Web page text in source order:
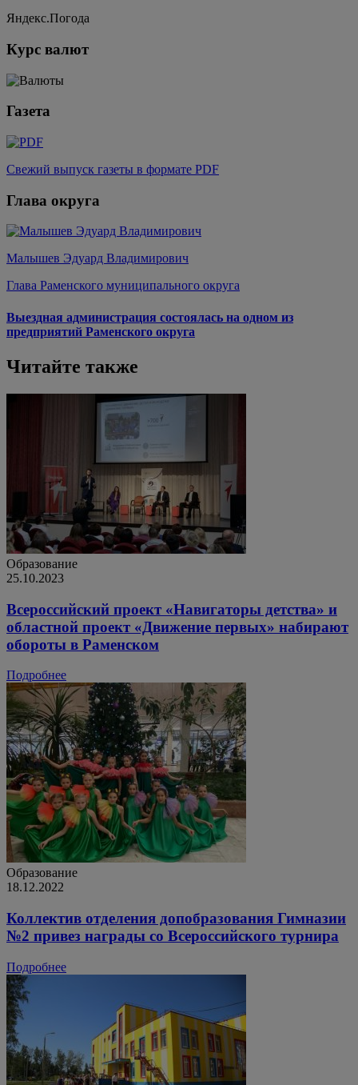
Яндекс.Погода
Курс валют
Газета
Свежий выпуск газеты в формате PDF
Глава округа
Малышев Эдуард Владимирович
Глава Раменского муниципального округа
Выездная администрация состоялась на одном из
предприятий Раменского округа
Читайте также
Образование
25.10.2023
Всероссийский проект «Навигаторы детства» и
областной проект «Движение первых» набирают
обороты в Раменском
Подробнее
Образование
18.12.2022
Коллектив отделения допобразования Гимназии
№2 привез награды со Всероссийского турнира
Подробнее